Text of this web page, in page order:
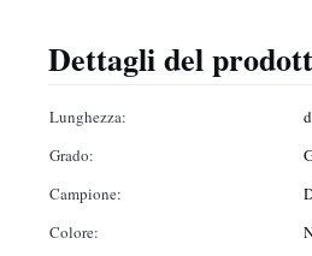
Dettagli del
Lunghezza:
Grado:
Campione:
Colore: